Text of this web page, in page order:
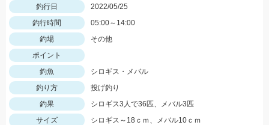
釣行日
2022/05/25
釣行時間
05:00～14:00
釣場
その他
ポイント
釣魚
シロギス・メバル
釣り方
投げ釣り
釣果
シロギス3人で36匹、メバル3匹
サイズ
シロギス～18ｃｍ、メバル10ｃｍ